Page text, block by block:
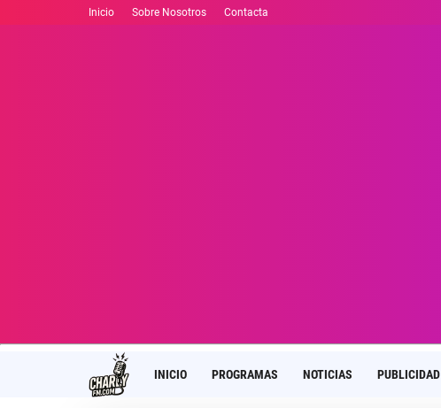
Inicio Sobre Nosotros Contacta
INICIO PROGRAMAS NOTICIAS PUBLICIDAD